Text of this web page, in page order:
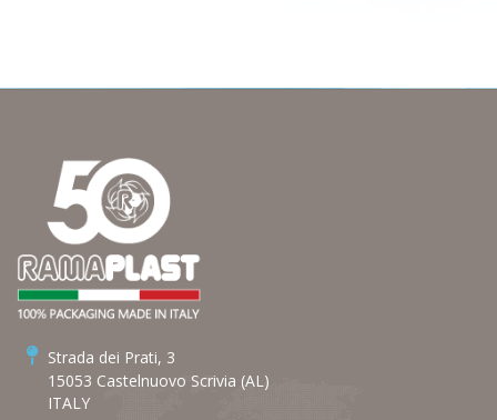
Strada dei Prati, 3
15053 Castelnuovo Scrivia (AL)
ITALY